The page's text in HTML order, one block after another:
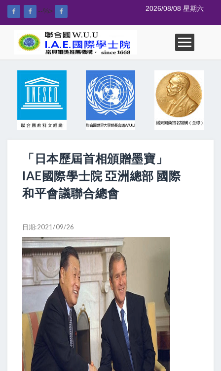
--%> 2026/08/08 星期六
「日本歷屆首相頒贈墨寶」
IAE國際學士院 亞洲總部 國際
和平會議聯合總會
日期:2021/09/26